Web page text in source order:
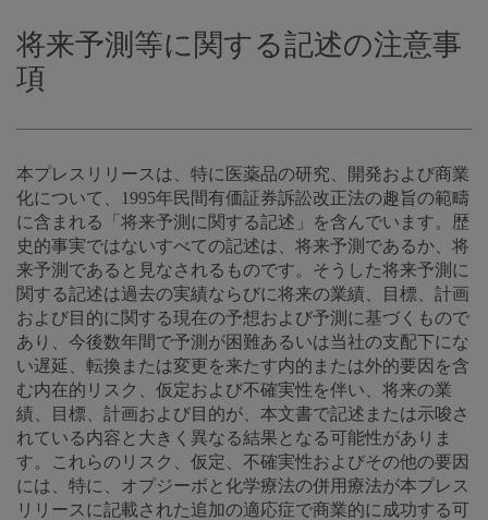
将来予測等に関する記述の注意事
項
本プレスリリースは、特に医薬品の研究、開発および商業
化について、1995年民間有価証券訴訟改正法の趣旨の範疇
に含まれる「将来予測に関する記述」を含んでいます。歴
史的事実ではないすべての記述は、将来予測であるか、将
来予測であると見なされるものです。そうした将来予測に
関する記述は過去の実績ならびに将来の業績、目標、計画
および目的に関する現在の予想および予測に基づくもので
あり、今後数年間で予測が困難あるいは当社の支配下にな
い遅延、転換または変更を来たす内的または外的要因を含
む内在的リスク、仮定および不確実性を伴い、将来の業
績、目標、計画および目的が、本文書で記述または示唆さ
れている内容と大きく異なる結果となる可能性がありま
す。これらのリスク、仮定、不確実性およびその他の要因
には、特に、オプジーボと化学療法の併用療法が本プレス
リリースに記載された追加の適応症で商業的に成功する可